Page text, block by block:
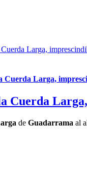
Larga,
Cuerda Larga,
Cuerda
de Guadarrama al